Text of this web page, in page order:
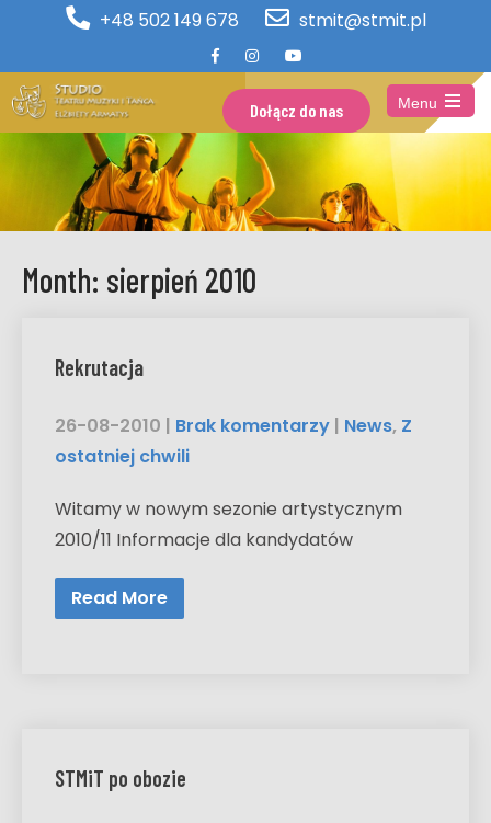
+48 502 149 678 stmit@stmit.pl
Dołącz do nas
Menu
Open
the
main
menu
Month: sierpień 2010
Rekrutacja
26-08-2010 | Brak komentarzy | News, Z
ostatniej chwili
Witamy w nowym sezonie artystycznym
2010/11 Informacje dla kandydatów
Read More
STMiT po obozie